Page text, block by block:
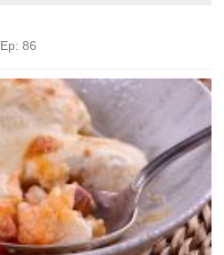
Ep: 86